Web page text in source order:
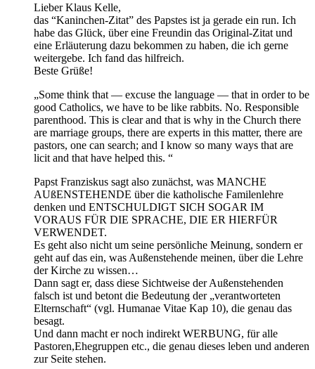
Lieber Klaus Kelle,
das “Kaninchen-Zitat” des Papstes ist ja gerade ein run. Ich
habe das Glück, über eine Freundin das Original-Zitat und
eine Erläuterung dazu bekommen zu haben, die ich gerne
weitergebe. Ich fand das hilfreich.
Beste Grüße!
„Some think that — excuse the language — that in order to be
good Catholics, we have to be like rabbits. No. Responsible
parenthood. This is clear and that is why in the Church there
are marriage groups, there are experts in this matter, there are
pastors, one can search; and I know so many ways that are
licit and that have helped this. “
Papst Franziskus sagt also zunächst, was MANCHE
AUßENSTEHENDE über die katholische Familenlehre
denken und ENTSCHULDIGT SICH SOGAR IM
VORAUS FÜR DIE SPRACHE, DIE ER HIERFÜR
VERWENDET.
Es geht also nicht um seine persönliche Meinung, sondern er
geht auf das ein, was Außenstehende meinen, über die Lehre
der Kirche zu wissen…
Dann sagt er, dass diese Sichtweise der Außenstehenden
falsch ist und betont die Bedeutung der „verantworteten
Elternschaft“ (vgl. Humanae Vitae Kap 10), die genau das
besagt.
Und dann macht er noch indirekt WERBUNG, für alle
Pastoren,Ehegruppen etc., die genau dieses leben und anderen
zur Seite stehen.